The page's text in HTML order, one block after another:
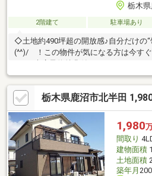
栃木
2階建て 駐車場あり
◇土地約490坪超の開放感♪自分だけの“
(^^)/ ！この物件が気になる方は今す
栃木県鹿沼市北半田
1,980
間取り
建物面積
土地面積
築年月